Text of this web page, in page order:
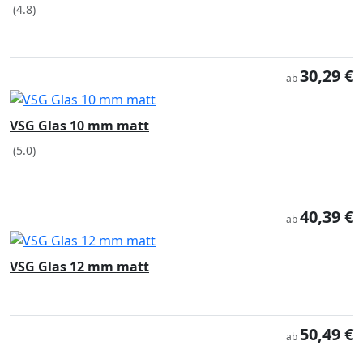
(4.8)
ab30,29 €
VSG Glas 10 mm matt
(5.0)
ab40,39 €
VSG Glas 12 mm matt
ab 50,49 €